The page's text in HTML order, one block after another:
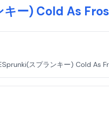
ー) Cold As
スプランキー) Cold As